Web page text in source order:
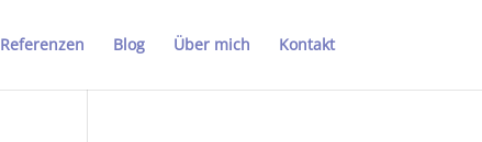
Referenzen Blog Über mich Kontakt